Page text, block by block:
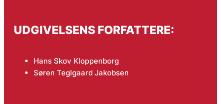
UDGIVELSENS FORFATTERE:
Hans Skov Kloppenborg
Søren Teglgaard Jakobsen